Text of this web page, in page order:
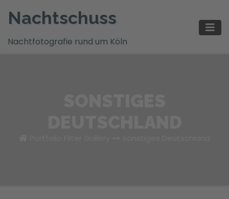
InhaltNachtschuss
Nachtfotografie rund um Köln